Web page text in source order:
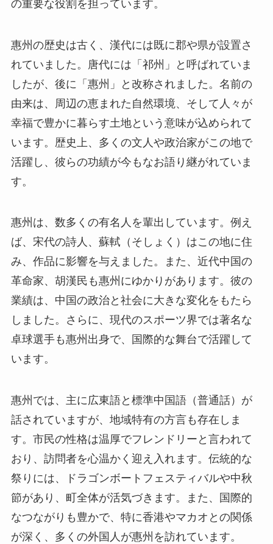
れていました。唐代には「祁州」と呼ばれていま
したが、後に「惠州」と改称されました。名前の
由来は、周辺の恵まれた自然環境、そして人々が
幸福で豊かに暮らす土地という意味が込められて
います。歴史上、多くの文人や政治家がこの地で
活躍し、彼らの功績が今もなお語り継がれていま
す。
ば、宋代の詩人、蘇軾（そしょく）はこの地に住
み、作品に影響を与えました。また、近代中国の
革命家、胡漢民も惠州にゆかりがあります。彼の
業績は、中国の政治と社会に大きな変化をもたら
しました。さらに、現代のスポーツ界では著名な
卓球選手も惠州出身で、国際的な舞台で活躍して
います。
話されていますが、地域特有の方言も存在しま
す。市民の性格は温厚でフレンドリーと言われて
おり、訪問者を心温かく迎え入れます。伝統的な
祭りには、ドラゴンボートフェスティバルや中秋
節があり、町全体が活気づきます。また、国際的
なつながりも豊かで、特に香港やマカオとの関係
が深く、多くの外国人が惠州を訪れています。